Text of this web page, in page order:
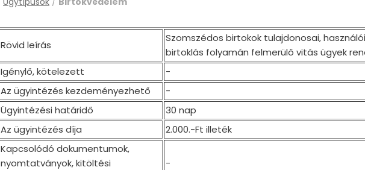
Rövid leírás
Szomszédos birtokok tulajdonosai,
birtoklás folyamán felmerülő vitás ügyek
Igénylő, kötelezett
-
Az ügyintézés kezdeményezhető
-
Ügyintézési határidő
30 nap
Az ügyintézés díja
2.000.-Ft illeték
Kapcsolódó dokumentumok,
nyomtatványok, kitöltési
-